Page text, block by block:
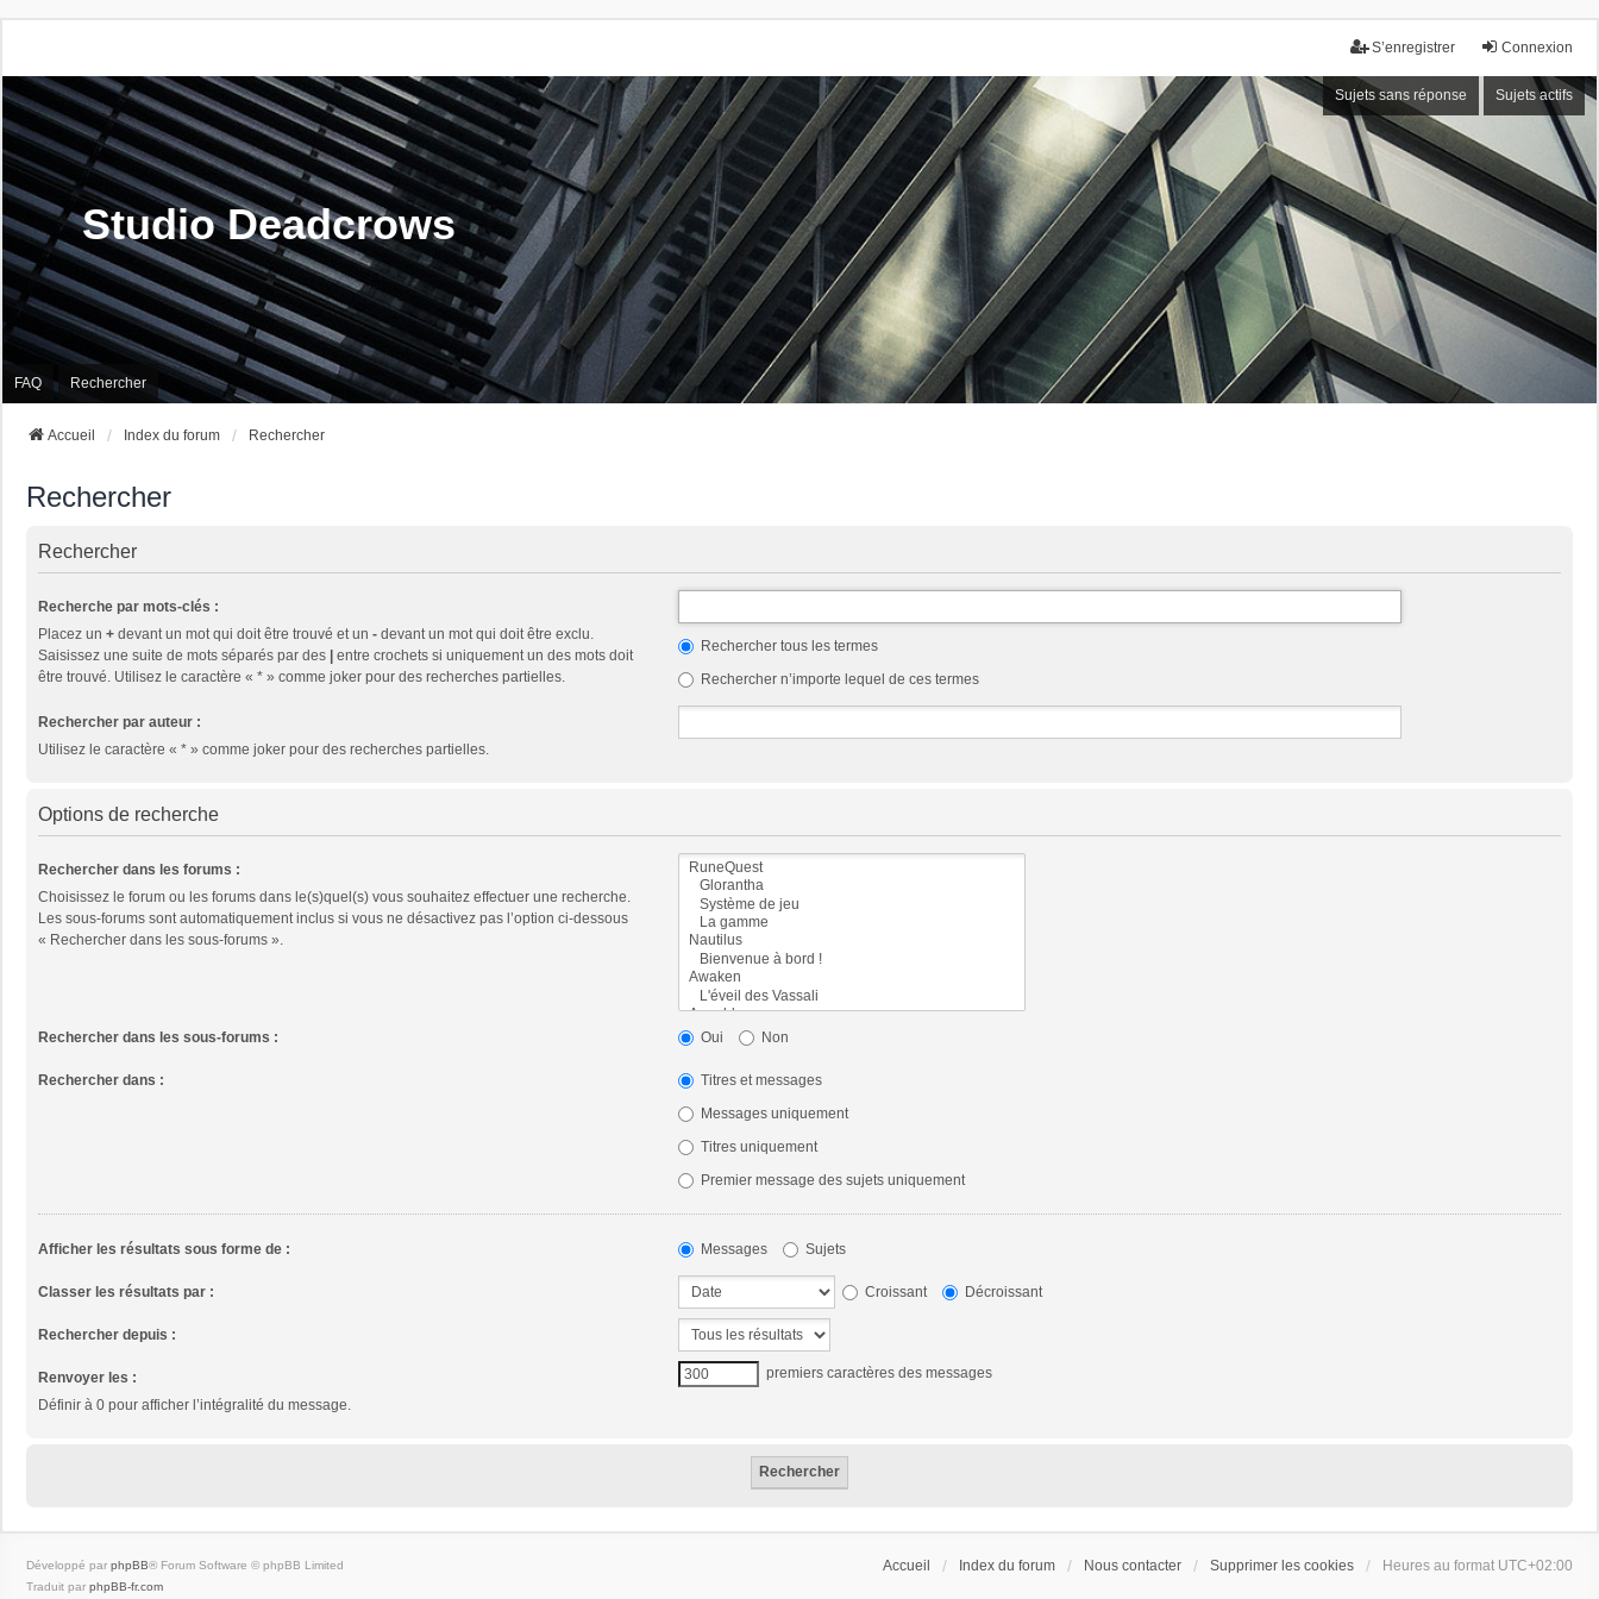
Connexion
S’enregistrer
Sujets sans réponse Sujets actifs
Studio Deadcrows
FAQ Rechercher
Accueil Index du forum Rechercher
Rechercher
Rechercher
Recherche par mots-clés :
Placez un + devant un mot qui doit être trouvé et un - devant un mot qui doit être exclu.
Saisissez une suite de mots séparés par des | entre crochets si uniquement un des mots doit
être trouvé. Utilisez le caractère « * » comme joker pour des recherches partielles.
Rechercher tous les termes
Rechercher n’importe lequel de ces termes
Rechercher par auteur :
Utilisez le caractère « * » comme joker pour des recherches partielles.
Options de recherche
Rechercher dans les forums :
Choisissez le forum ou les forums dans le(s)quel(s) vous souhaitez effectuer une recherche.
Les sous-forums sont automatiquement inclus si vous ne désactivez pas l’option ci-dessous
« Rechercher dans les sous-forums ».
Rechercher dans les sous-forums : Oui Non
Rechercher dans :
Titres et messages
Messages uniquement
Titres uniquement
Premier message des sujets uniquement
Afficher les résultats sous forme de : Messages Sujets
Classer les résultats par : Croissant Décroissant
Rechercher depuis :
Renvoyer les :
Définir à 0 pour afficher l’intégralité du message.
premiers caractères des messages
Accueil Index du forum Nous contacter Supprimer les cookies Heures au format UTC+02:00
Développé par phpBB® Forum Software © phpBB Limited
Traduit par phpBB-fr.com